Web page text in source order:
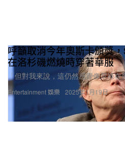
Entertainment 娛樂
呼籲取消今年奧斯卡頒獎
在洛杉磯燃燒時穿著華服
「但對我來說，這仍然感覺像尼祿在
2025年1月19日